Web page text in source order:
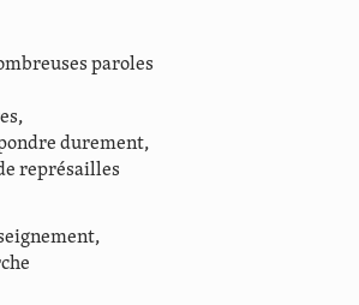
paroles
durement,
représailles